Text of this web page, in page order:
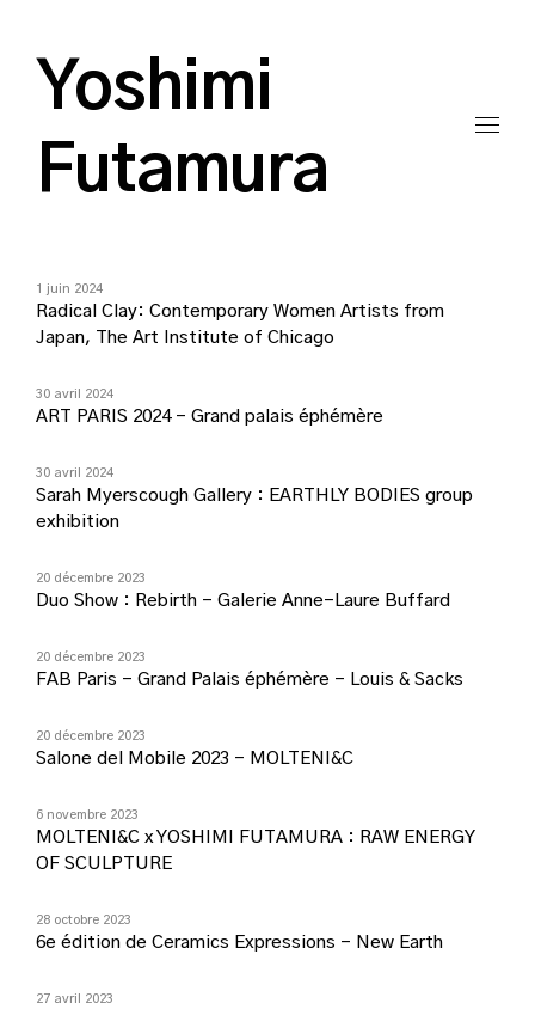
Yoshimi
Futamura
Radical Clay: Contemporary Women Artists from
Japan, The Art Institute of Chicago
1 juin 2024
ART PARIS 2024 – Grand palais éphémère
30 avril 2024
Sarah Myerscough Gallery : EARTHLY BODIES group
exhibition
30 avril 2024
Duo Show : Rebirth – Galerie Anne-Laure Buffard
20 décembre 2023
FAB Paris – Grand Palais éphémère – Louis & Sacks
20 décembre 2023
Salone del Mobile 2023 – MOLTENI&C
20 décembre 2023
MOLTENI&C x YOSHIMI FUTAMURA : RAW ENERGY
OF SCULPTURE
6 novembre 2023
6e édition de Ceramics Expressions – New Earth
28 octobre 2023
27 avril 2023